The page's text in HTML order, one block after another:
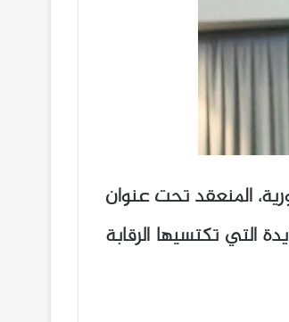
المنعقد تحت عنوان
التي تكتسيها الرقابة